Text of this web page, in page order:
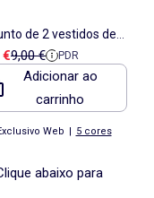
de 2 vestidos de
curta
de venda
Preço de referência
9,00 € PDR
Adicionar ao
carrinho
Web | 5 cores
abaixo para